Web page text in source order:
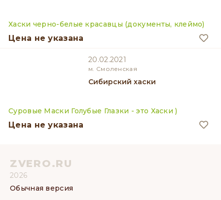
Хаски черно-белые красавцы (документы, клеймо)
Цена не указана
20.02.2021
м. Смоленская
Сибирский хаски
Суровые Маски Голубые Глазки - это Хаски )
Цена не указана
ZVERO.RU
2026
Обычная версия